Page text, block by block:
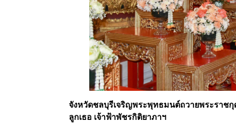
จังหวัดชลบุรีเจริญพระพุทธมนต์ถวายพระราชกุ
ลูกเธอ เจ้าฟ้าพัชรกิติยาภาฯ